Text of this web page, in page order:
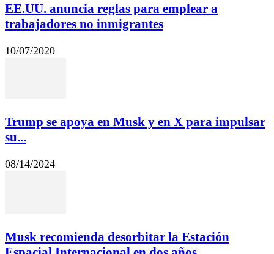
EE.UU. anuncia reglas para emplear a
trabajadores no inmigrantes
10/07/2020
Trump se apoya en Musk y en X para impulsar
su...
08/14/2024
Musk recomienda desorbitar la Estación